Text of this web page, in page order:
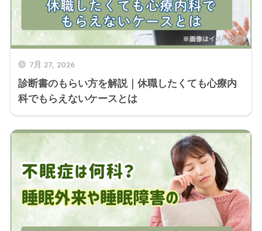
7月 27, 2026
診断書のもらい方を解説｜休職したくても心療内
科でもらえないケースとは